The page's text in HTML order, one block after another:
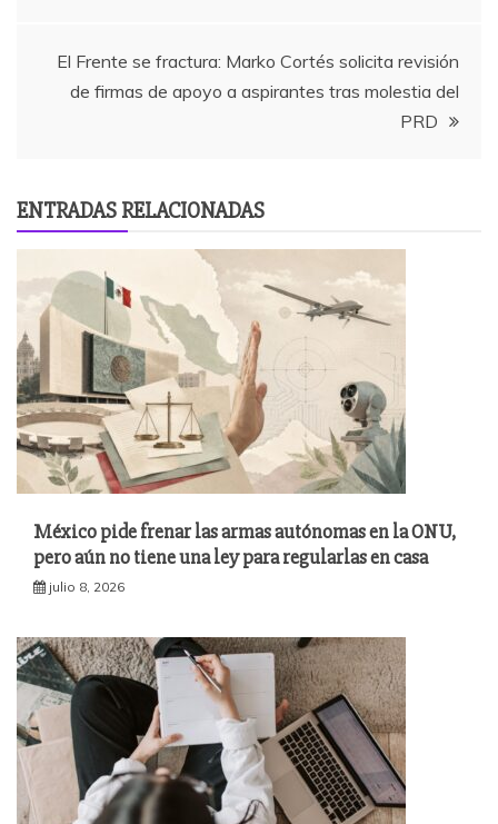
El Frente se fractura: Marko Cortés solicita revisión
de firmas de apoyo a aspirantes tras molestia del
PRD
ENTRADAS RELACIONADAS
México pide frenar las armas autónomas en la ONU,
pero aún no tiene una ley para regularlas en casa
julio 8, 2026